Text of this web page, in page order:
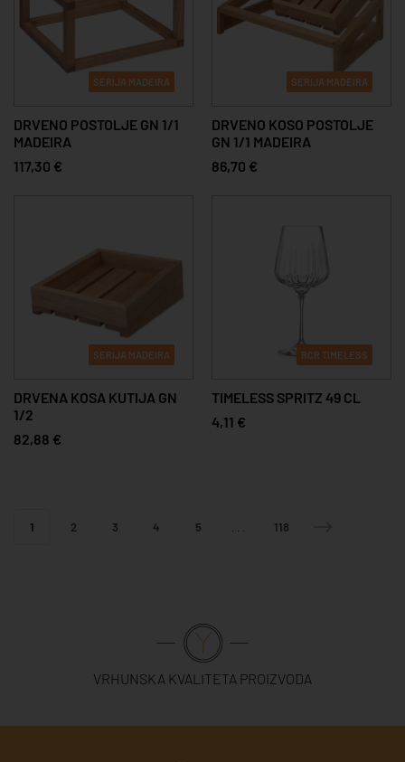
SERIJA MADEIRA
DRVENO POSTOLJE GN 1/1
MADEIRA
117,30 €
SERIJA MADEIRA
DRVENO KOSO POSTOLJE
GN 1/1 MADEIRA
86,70 €
SERIJA MADEIRA
DRVENA KOSA KUTIJA GN
1/2
82,88 €
RCR TIMELESS
TIMELESS SPRITZ 49 CL
4,11 €
1 2 3 4 5 ... 118
VRHUNSKA KVALITETA PROIZVODA